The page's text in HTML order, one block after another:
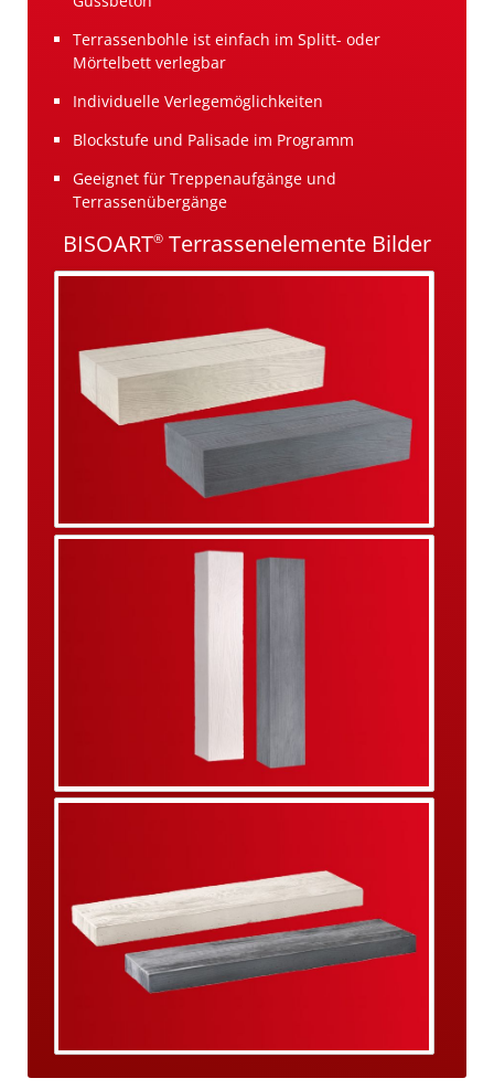
Terrassenbohle ist einfach im Splitt- oder
Mörtelbett verlegbar
Individuelle Verlegemöglichkeiten
Blockstufe und Palisade im Programm
Geeignet für Treppenaufgänge und
Terrassenübergänge
BISOART® Terrassenelemente Bilder